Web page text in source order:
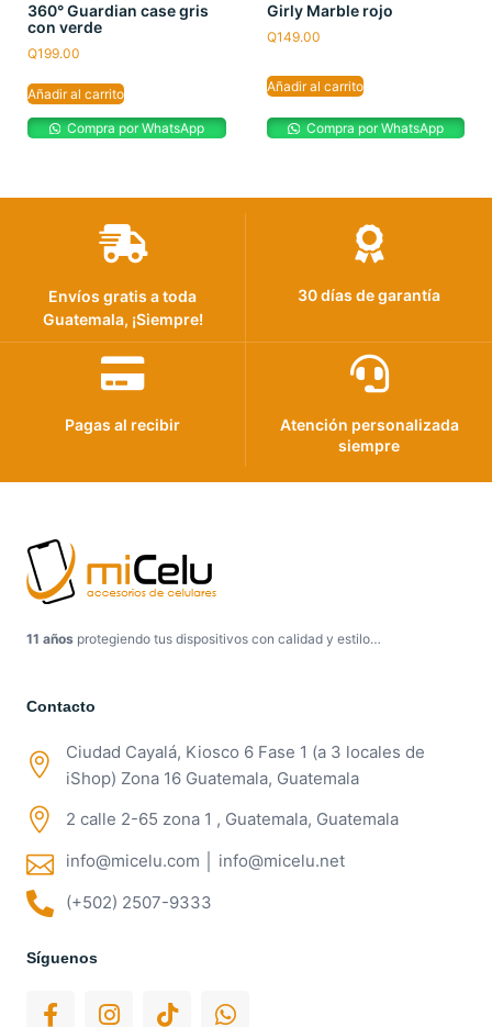
360° Guardian case gris
con verde
Q199.00
Añadir al carrito
Compra por WhatsApp
Girly Marble rojo
Q149.00
Añadir al carrito
Compra por WhatsApp
Envíos gratis a toda
Guatemala, ¡Siempre!
30 días de garantía
Pagas al recibir
Atención personalizada
siempre
11 años protegiendo tus dispositivos con calidad y estilo…
Contacto
Ciudad Cayalá, Kiosco 6 Fase 1 (a 3 locales de
iShop) Zona 16 Guatemala, Guatemala
2 calle 2-65 zona 1 , Guatemala, Guatemala
info@micelu.com │ info@micelu.net
(+502) 2507-9333
Síguenos